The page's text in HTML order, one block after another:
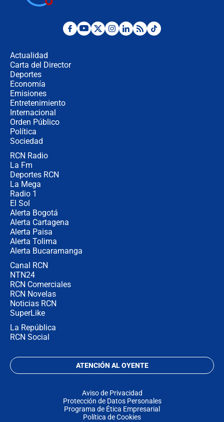
Desde dermatitis hasta infecciones:
Actualidad
Carta del Director
Deportes
Economía
Emisiones
Entretenimiento
Internacional
Orden Público
Política
Sociedad
RCN Radio
La Fm
Deportes RCN
La Mega
Radio 1
El Sol
Alerta Bogotá
Alerta Cartagena
Alerta Paisa
Alerta Tolima
Alerta Bucaramanga
Canal RCN
NTN24
RCN Comerciales
RCN Novelas
Noticias RCN
SuperLike
La República
RCN Social
ATENCIÓN AL OYENTE
Aviso de Privacidad
Protección de Datos Personales
Programa de Ética Empresarial
Política de Cookies